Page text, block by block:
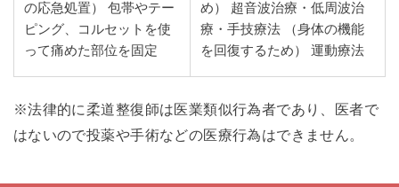
の応急処置） 包帯やテー
ピング、コルセットを使
って痛めた部位を固定
め） 超音波治療・低周波治
療・手技療法 （身体の機能
を回復するため） 運動療法
※法律的に柔道整復師は医業類似行為者であり、医者で
はないので投薬や手術などの医療行為はできません。